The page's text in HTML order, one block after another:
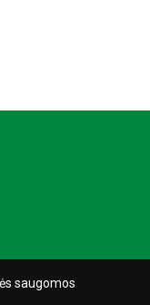
saugomos